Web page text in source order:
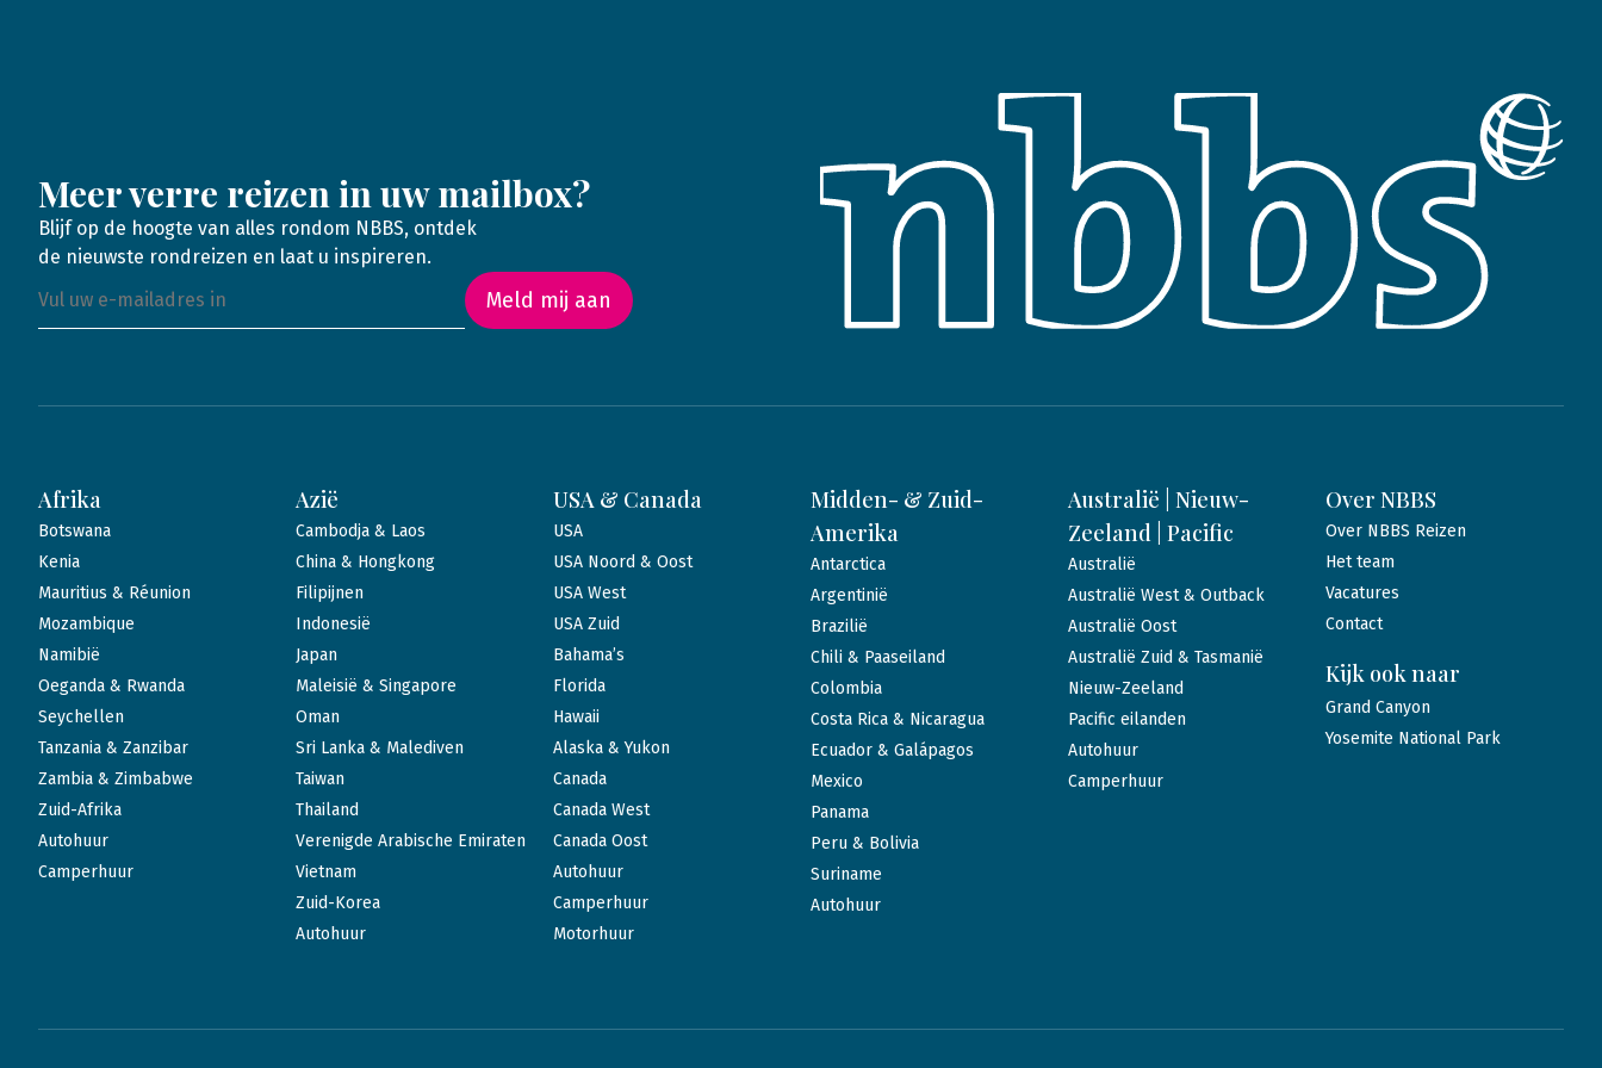
Meer verre reizen in uw mailbox?
Blijf op de hoogte van alles rondom NBBS, ontdek
de nieuwste rondreizen en laat u inspireren.
Meld mij aan
Afrika
Botswana
Kenia
Mauritius & Réunion
Mozambique
Namibië
Oeganda & Rwanda
Seychellen
Tanzania & Zanzibar
Zambia & Zimbabwe
Zuid-Afrika
Autohuur
Camperhuur
Azië
Cambodja & Laos
China & Hongkong
Filipijnen
Indonesië
Japan
Maleisië & Singapore
Oman
Sri Lanka & Malediven
Taiwan
Thailand
Verenigde Arabische Emiraten
Vietnam
Zuid-Korea
Autohuur
USA & Canada
USA
USA Noord & Oost
USA West
USA Zuid
Bahama’s
Florida
Hawaii
Alaska & Yukon
Canada
Canada West
Canada Oost
Autohuur
Camperhuur
Motorhuur
Midden- & Zuid-
Amerika
Antarctica
Argentinië
Brazilië
Chili & Paaseiland
Colombia
Costa Rica & Nicaragua
Ecuador & Galápagos
Mexico
Panama
Peru & Bolivia
Suriname
Autohuur
Australië | Nieuw-
Zeeland | Pacific
Australië
Australië West & Outback
Australië Oost
Australië Zuid & Tasmanië
Nieuw-Zeeland
Pacific eilanden
Autohuur
Camperhuur
Over NBBS
Over NBBS Reizen
Het team
Vacatures
Contact
Kijk ook naar
Grand Canyon
Yosemite National Park